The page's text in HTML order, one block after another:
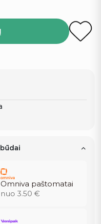
Omniva paštomatai
nuo 3.50 €